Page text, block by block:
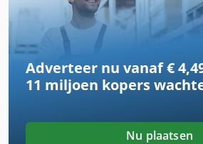
Case Ih 5130
Case Ih 5140
Case Ih 5400
Case Ih 633
Case Ih 7130
Adverteer nu vanaf €
11 miljoen kopers
Nu plaatsen